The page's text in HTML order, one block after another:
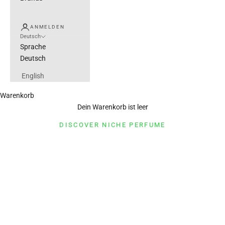
ANMELDEN
Deutsch
Sprache
Deutsch
English
Warenkorb
Dein Warenkorb ist leer
ONLINE EXCLUSIVE
DISCOVER NICHE PERFUME